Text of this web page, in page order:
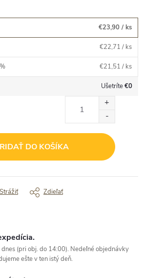
€23,90 / ks
€22,71 / ks
€21,51 / ks
Ušetríte€0
DO KOŠÍKA
Strážiť Zdieľať
dnes (pri obj. do 14:00). Nedeľné objednávky
ešte v ten istý deň.